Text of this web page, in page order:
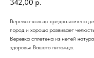
342,00 р.
Веревка-кольцо предназначена
пород и хорошо развивает
Веревка сплетена из нетей
здоровья Вашего питомца.